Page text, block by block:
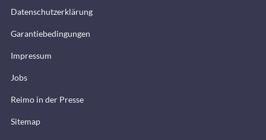
Datenschutzerklärung
Garantiebedingungen
Impressum
Jobs
Reimo in der Presse
Sitemap